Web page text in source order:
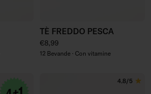
TÈ FREDDO PESCA
Prezzo regolare
€8,99
12 Bevande · Con vitamine
4.8/5